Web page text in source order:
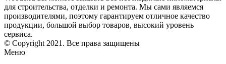
для строительства, отделки и ремонта. Мы сами являемся
производителями, поэтому гарантируем отличное качество
продукции, большой выбор товаров, высокий уровень
сервиса.
© Copyright 2021. Все права защищены
Меню